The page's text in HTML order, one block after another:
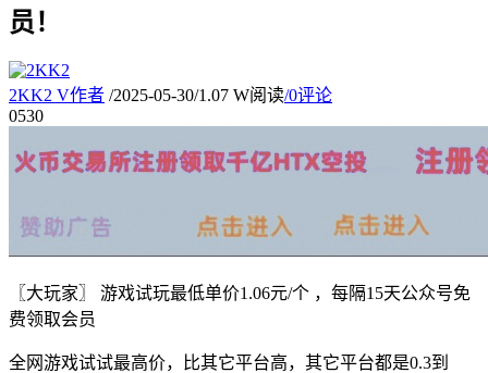
员！
2KK2 V作者 /2025-05-30/1.07 W阅读/0评论
0530
〖大玩家〗 游戏试玩最低单价1.06元/个 ，每隔15天公众号免
费领取会员
全网游戏试试最高价，比其它平台高，其它平台都是0.3到